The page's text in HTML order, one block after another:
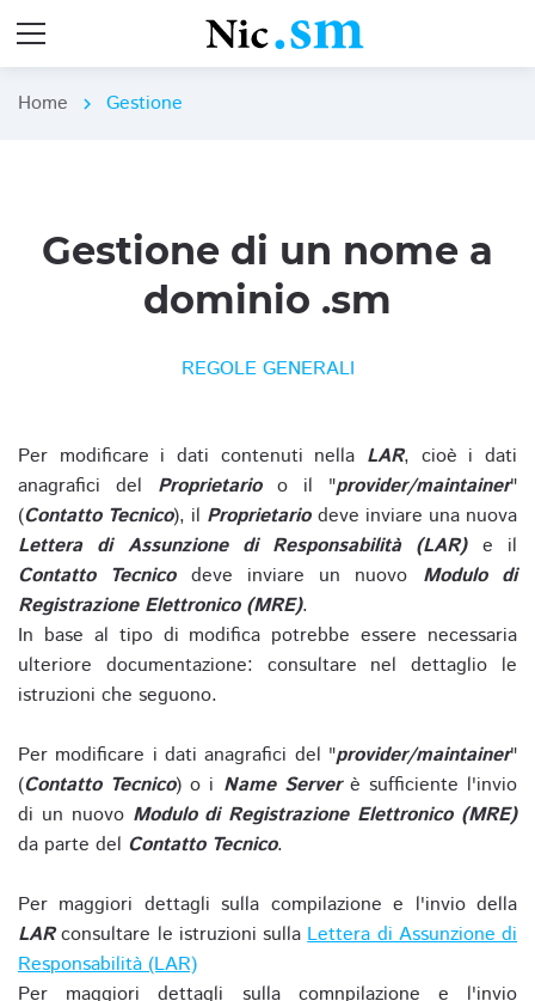
Home chevron_right Gestione
Gestione di un nome a
dominio .sm
REGOLE GENERALI
Per modificare i dati contenuti nella LAR, cioè i dati
anagrafici del Proprietarioo il "provider/maintainer"
(Contatto Tecnico), il Proprietariodeve inviare una nuova
Lettera di Assunzione di Responsabilità (LAR)e il
Contatto Tecnicodeve inviare un nuovo Modulo di
Registrazione Elettronico (MRE).
In base al tipo di modifica potrebbe essere necessaria
ulteriore documentazione: consultare nel dettaglio le
istruzioni che seguono.
Per modificare i dati anagrafici del "provider/maintainer"
(Contatto Tecnico) o i Name Serverè sufficiente l'invio
di un nuovo Modulo di Registrazione Elettronico (MRE)
da parte del Contatto Tecnico.
Per maggiori dettagli sulla compilazione e l'invio della
LARconsultare le istruzioni sullaLettera di Assunzione di
Responsabilità (LAR)
Per maggiori dettagli sulla comnpilazione e l'invio